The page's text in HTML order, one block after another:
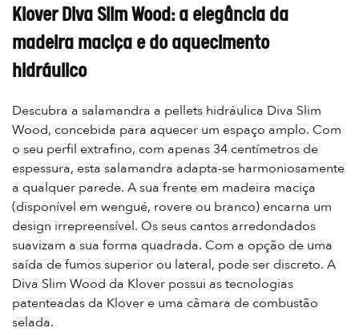
Klover Diva Slim Wood: a elegância da
madeira maciça e do aquecimento
hidráulico
Descubra a salamandra a pellets hidráulica Diva Slim
Wood, concebida para aquecer um espaço amplo. Com
o seu perfil extrafino, com apenas 34 centímetros de
espessura, esta salamandra adapta-se harmoniosamente
a qualquer parede. A sua frente em madeira maciça
(disponível em wengué, rovere ou branco) encarna um
design irrepreensível. Os seus cantos arredondados
suavizam a sua forma quadrada. Com a opção de uma
saída de fumos superior ou lateral, pode ser discreto. A
Diva Slim Wood da Klover possui as tecnologias
patenteadas da Klover e uma câmara de combustão
selada.